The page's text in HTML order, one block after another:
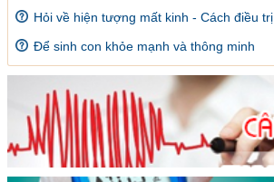
Hỏi về hiện tượng mất kinh - Cách điều trị
Để sinh con khỏe mạnh và thông minh